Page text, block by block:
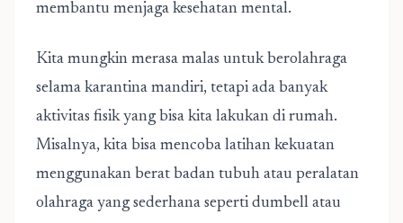
membantu menjaga kesehatan mental.
Kita mungkin merasa malas untuk berolahraga
selama karantina mandiri, tetapi ada banyak
aktivitas fisik yang bisa kita lakukan di rumah.
Misalnya, kita bisa mencoba latihan kekuatan
menggunakan berat badan tubuh atau peralatan
olahraga yang sederhana seperti dumbell atau